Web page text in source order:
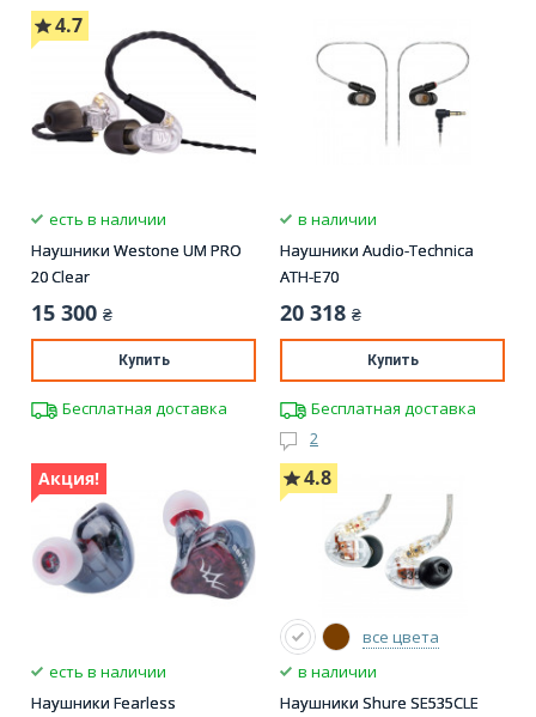
4.7
есть в наличии
Наушники Westone UM PRO
20 Clear
15 300 ₴
Купить
Бесплатная доставка
в наличии
Наушники Audio-Technica
ATH-E70
20 318 ₴
Купить
Бесплатная доставка
2
Акция!
есть в наличии
Наушники Fearless
4.8
все цвета
в наличии
Наушники Shure SE535CLE